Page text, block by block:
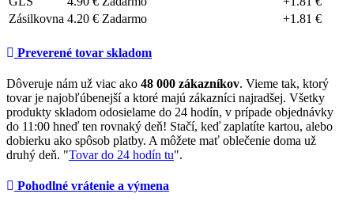
Zásilkovna 4.20 € Zadarmo +1.81 €
Preverené tovar skladom
Dôveruje nám už viac ako 48 000 zákazníkov. Vieme tak, ktorý
tovar je najobľúbenejší a ktoré majú zákazníci najradšej. Všetky
produkty skladom odosielame do 24 hodín, v prípade objednávky
do 11:00 hneď ten rovnaký deň! Stačí, keď zaplatíte kartou, alebo
dobierku ako spôsob platby. A môžete mať oblečenie doma už
druhý deň. "Tovar do 24 hodín tu".
Pohodlné vrátenie a výmena